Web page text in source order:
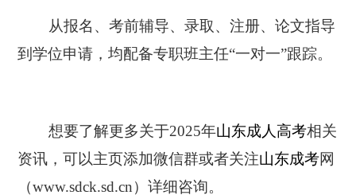
从报名、考前辅导、录取、注册、论文指导
到学位申请，均配备专职班主任“一对一”跟踪。
想要了解更多关于2025年山东成人高考相关
资讯，可以主页添加微信群或者关注山东成考网
（www.sdck.sd.cn）详细咨询。